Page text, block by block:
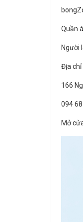
Quần
Người
Địa chỉ
166
094
Mở